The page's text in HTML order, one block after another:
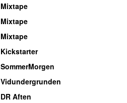
Mixtape
Mixtape
Mixtape
Kickstarter
SommerMorgen
Vidundergrunden
DR Aften